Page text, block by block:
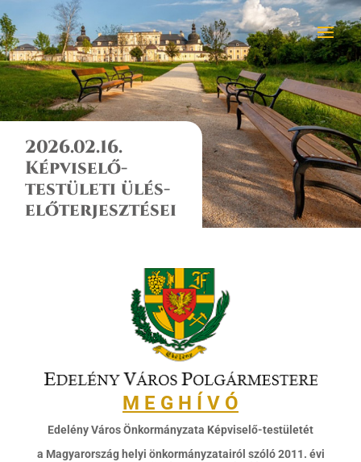
2026.02.16.
Képviselő-
testületi ülés-
előterjesztései
M E G H Í V Ó
Edelény Város Önkormányzata Képviselő-testületét
a Magyarország helyi önkormányzatairól szóló 2011. évi